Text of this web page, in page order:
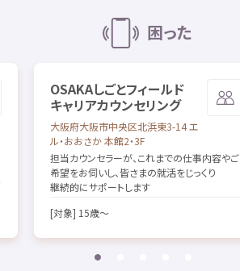
困った
OSAKAしごとフィールド
キャリアカウンセリング
大阪府大阪市中央区北浜東3-14 エ
ル・おおさか本館2・3F
担当カウンセラーが、これまでの仕事内容やご
希望をお伺いし、皆さまの就活をじっくり
継続的にサポートします
[対象] 15歳～